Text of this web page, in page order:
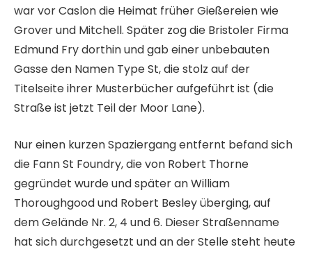
war vor Caslon die Heimat früher Gießereien wie
Grover und Mitchell. Später zog die Bristoler Firma
Edmund Fry dorthin und gab einer unbebauten
Gasse den Namen Type St, die stolz auf der
Titelseite ihrer Musterbücher aufgeführt ist (die
Straße ist jetzt Teil der Moor Lane).
Nur einen kurzen Spaziergang entfernt befand sich
die Fann St Foundry, die von Robert Thorne
gegründet wurde und später an William
Thoroughgood und Robert Besley überging, auf
dem Gelände Nr. 2, 4 und 6. Dieser Straßenname
hat sich durchgesetzt und an der Stelle steht heute